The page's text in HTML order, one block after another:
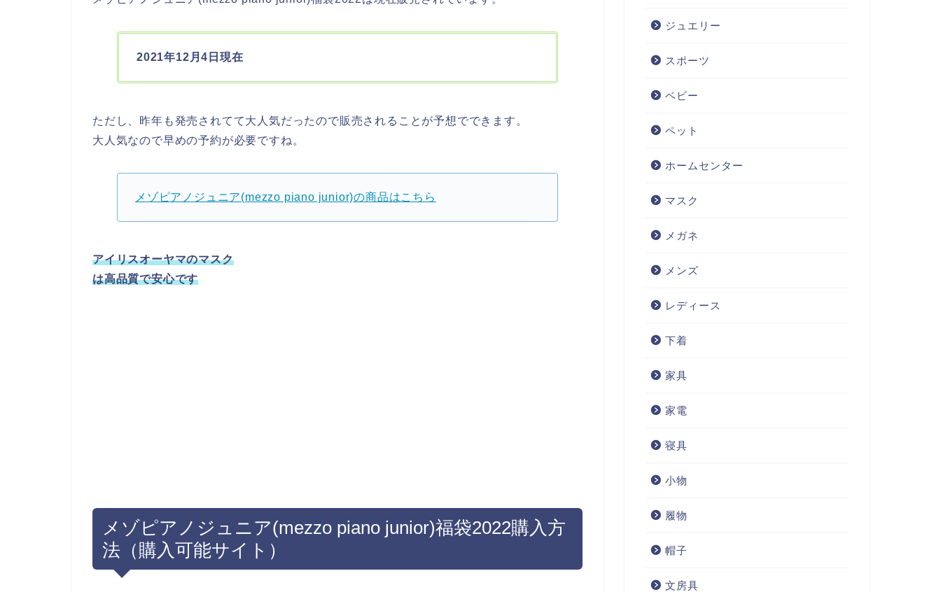
2021年12月4日現在
ただし、昨年も発売されてて大人気だったので販売されることが予想でできます。
大人気なので早めの予約が必要ですね。
メゾピアノジュニア(mezzo piano junior)の商品はこちら
アイリスオーヤマのマスク
は高品質で安心です
メゾピアノジュニア(mezzo piano junior)福袋2022購入方
法（購入可能サイト）
ジュエリー
スポーツ
ベビー
ペット
ホームセンター
マスク
メガネ
メンズ
レディース
下着
家具
家電
寝具
小物
履物
帽子
文房具